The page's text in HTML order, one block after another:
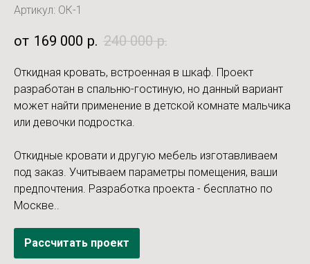
Артикул: ОК-1
169 000 р. 240 000 р.
Откидная кровать, встроенная в шкаф. Проект
разработан в спальню-гостиную, но данный вариант
может найти применение в детской комнате мальчика
или девочки подростка.
Откидные кровати и другую мебель изготавливаем
под заказ. Учитываем параметры помещения, ваши
предпочтения. Разработка проекта - бесплатно по
Москве..
Рассчитать проект